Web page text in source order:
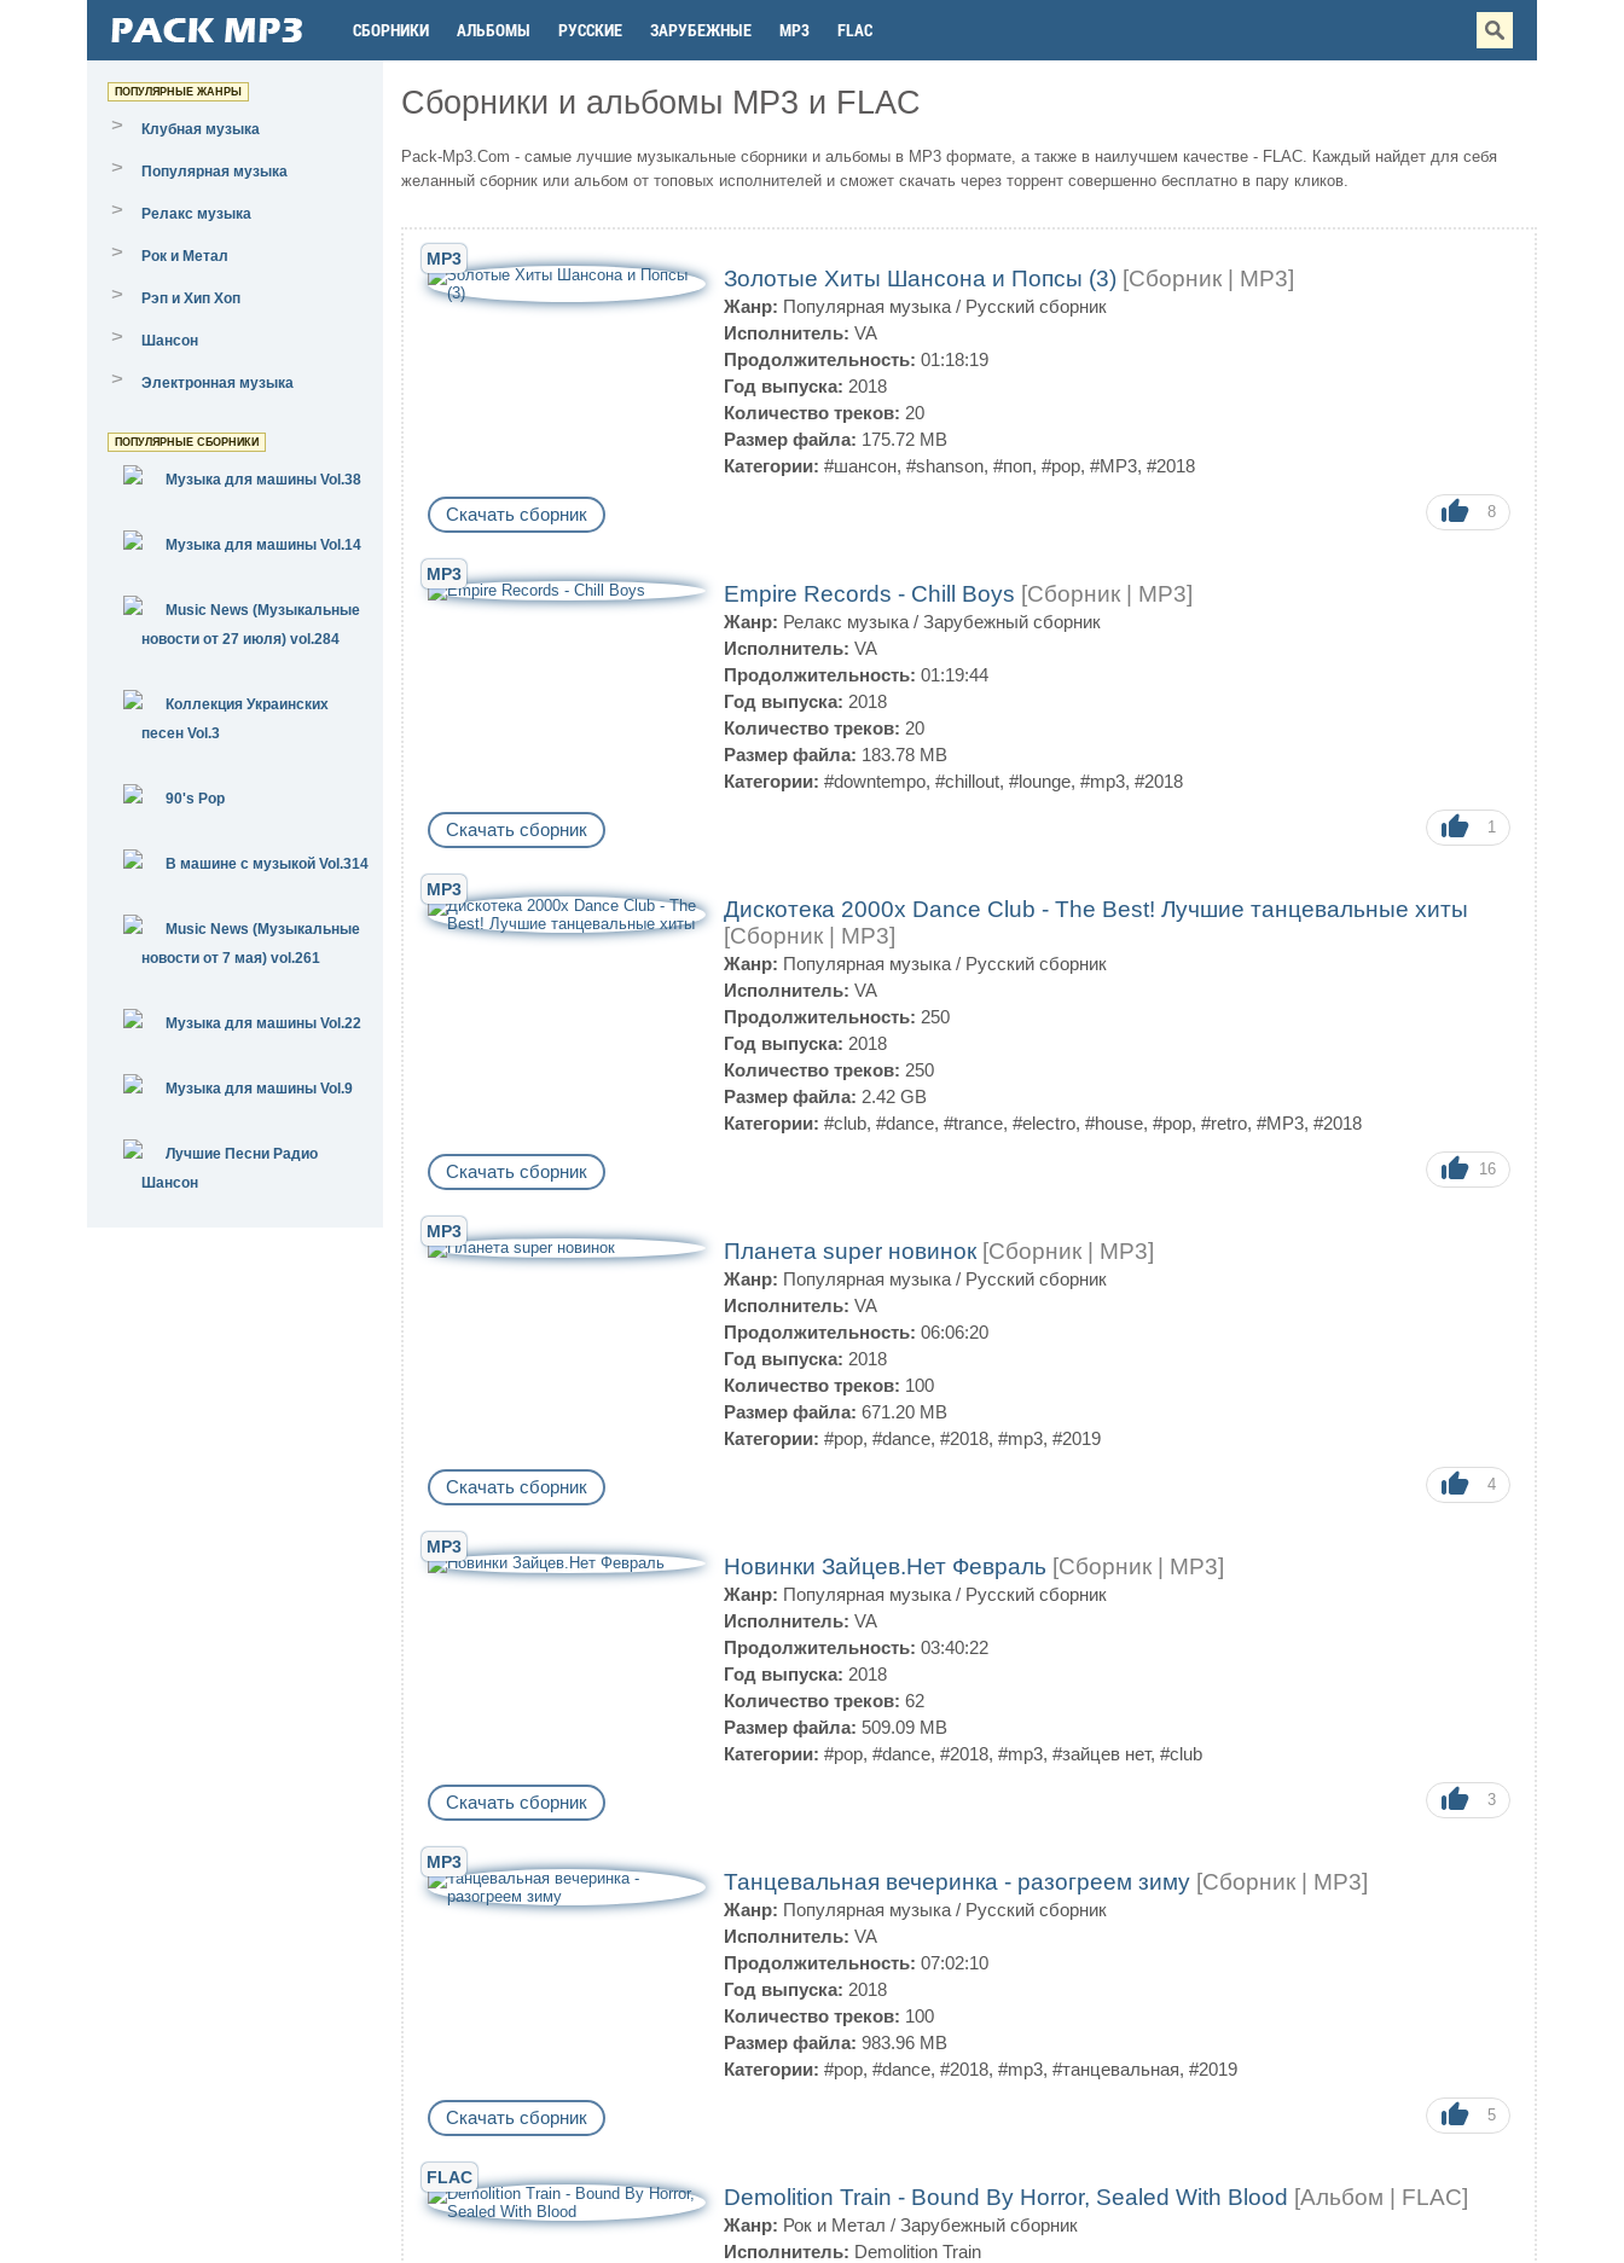
СБОРНИКИ АЛЬБОМЫ РУССКИЕ ЗАРУБЕЖНЫЕ MP3 FLAC
Сборники и альбомы MP3 и FLAC
Pack-Mp3.Com - самые лучшие музыкальные сборники и альбомы в MP3 формате, а также в наилучшем качестве - FLAC. Каждый найдет для себя
желанный сборник или альбом от топовых исполнителей и сможет скачать через торрент совершенно бесплатно в пару кликов.
MP3
Золотые Хиты Шансона и Попсы (3) [Сборник | MP3]
Жанр: Популярная музыка / Русский сборник
Исполнитель: VA
Продолжительность: 01:18:19
Год выпуска: 2018
Количество треков: 20
Размер файла: 175.72 MB
Категории: #шансон, #shanson, #поп, #pop, #MP3, #2018
Скачать сборник 8
MP3
Empire Records - Chill Boys [Сборник | MP3]
Жанр: Релакс музыка / Зарубежный сборник
Исполнитель: VA
Продолжительность: 01:19:44
Год выпуска: 2018
Количество треков: 20
Размер файла: 183.78 MB
Категории: #downtempo, #chillout, #lounge, #mp3, #2018
Скачать сборник 1
MP3
Дискотека 2000х Dance Club - The Best! Лучшие танцевальные хиты
[Сборник | MP3]
Жанр: Популярная музыка / Русский сборник
Исполнитель: VA
Продолжительность: 250
Год выпуска: 2018
Количество треков: 250
Размер файла: 2.42 GB
Категории: #club, #dance, #trance, #electro, #house, #pop, #retro, #MP3, #2018
Скачать сборник 16
MP3
Планета super новинок [Сборник | MP3]
Жанр: Популярная музыка / Русский сборник
Исполнитель: VA
Продолжительность: 06:06:20
Год выпуска: 2018
Количество треков: 100
Размер файла: 671.20 MB
Категории: #pop, #dance, #2018, #mp3, #2019
Скачать сборник 4
MP3
Новинки Зайцев.Нет Февраль [Сборник | MP3]
Жанр: Популярная музыка / Русский сборник
Исполнитель: VA
Продолжительность: 03:40:22
Год выпуска: 2018
Количество треков: 62
Размер файла: 509.09 MB
Категории: #pop, #dance, #2018, #mp3, #зайцев нет, #club
Скачать сборник 3
MP3
Танцевальная вечеринка - разогреем зиму [Сборник | MP3]
Жанр: Популярная музыка / Русский сборник
Исполнитель: VA
Продолжительность: 07:02:10
Год выпуска: 2018
Количество треков: 100
Размер файла: 983.96 MB
Категории: #pop, #dance, #2018, #mp3, #танцевальная, #2019
Скачать сборник 5
FLAC
Demolition Train - Bound By Horror, Sealed With Blood [Альбом | FLAC]
Жанр: Рок и Метал / Зарубежный сборник
Исполнитель: Demolition Train
ПОПУЛЯРНЫЕ ЖАНРЫ
> Клубная музыка
> Популярная музыка
> Релакс музыка
> Рок и Метал
> Рэп и Хип Хоп
> Шансон
> Электронная музыка
ПОПУЛЯРНЫЕ СБОРНИКИ
Музыка для машины Vol.38
Музыка для машины Vol.14
Music News (Музыкальные
новости от 27 июля) vol.284
Коллекция Украинских
песен Vol.3
90's Pop
В машине с музыкой Vol.314
Music News (Музыкальные
новости от 7 мая) vol.261
Музыка для машины Vol.22
Музыка для машины Vol.9
Лучшие Песни Радио
Шансон